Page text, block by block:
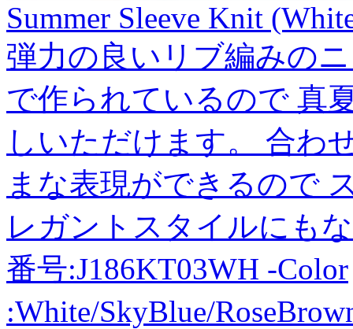
Summer Sleeve Knit
弾力の良いリブ編みの
で作られているので 真
しいただけます。 合わ
まな表現ができるので
レガントスタイルにも
番号:J186KT03WH -Color
:White/SkyBlue/